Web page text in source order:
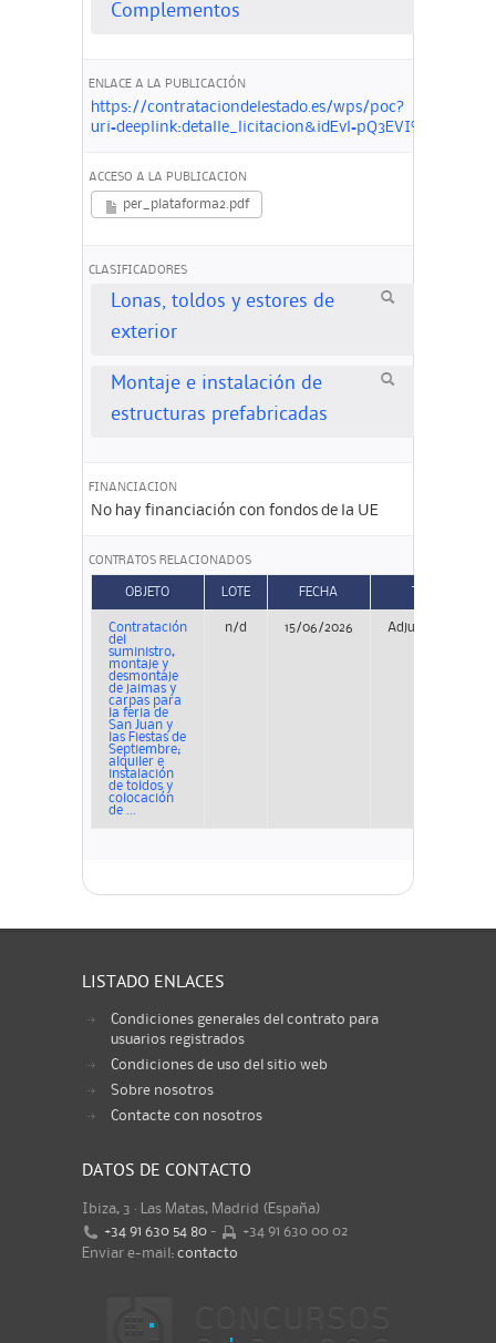
Complementos
ENLACE A LA PUBLICACIÓN
https://contrataciondelestado.es/wps/poc?
ACCESO A LA PUBLICACION
per_plataforma2.pdf
CLASIFICADORES
Lonas, toldos y estores de
exterior
Montaje e instalación de
estructuras prefabricadas
FINANCIACION
No hay financiación con fondos de la UE
CONTRATOS RELACIONADOS
OBJETO LOTE FECHA
Contratación
del
suministro,
montaje y
desmontaje
de jaimas y
carpas para
la feria de
San Juan y
las Fiestas de
Septiembre;
alquiler e
instalación
de toldos y
colocación
de ...
n/d 15/06/2026 Adjudicación
LISTADO ENLACES
Condiciones generales del contrato para
usuarios registrados
Condiciones de uso del sitio web
Sobre nosotros
Contacte con nosotros
DATOS DE CONTACTO
Ibiza, 3 · Las Matas, Madrid (España)
+34 91 630 54 80 -
+34 91 630 00 02
Enviar e-mail: contacto